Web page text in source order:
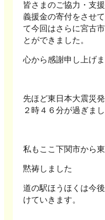
皆さまのご協力・支
義援金の寄付をさせ
て今回はさらに宮古
とができました。
心から感謝申し上げま
先ほど東日本大震災
２時４６分が過ぎま
私もここ下関市から
黙祷しました
道の駅ほうほくは今
けていきます。